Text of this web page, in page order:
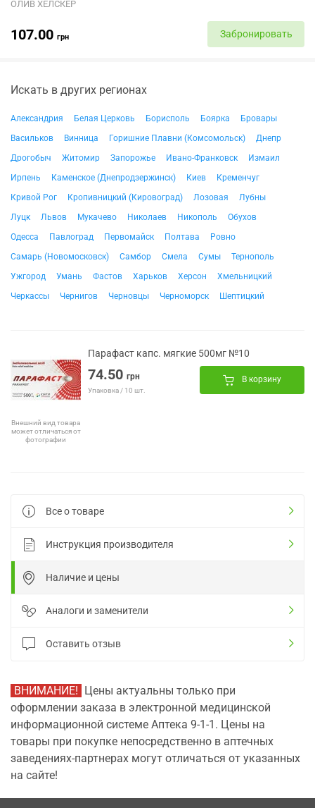
ОЛИВ ХЕЛСКЕР
107.00 грн Забронировать
Искать в других регионах
Александрия Белая Церковь Борисполь Боярка
Бровары
Васильков
Винница Горишние Плавни (Комсомольск)
Днепр
Дрогобыч
Житомир Запорожье Ивано-Франковск
Измаил
Ирпень
Каменское (Днепродзержинск) Киев
Кременчуг
Кривой Рог
Кропивницкий (Кировоград) Лозовая
Лубны
Луцк
Львов Мукачево Николаев Никополь
Обухов
Одесса
Павлоград Первомайск Полтава
Ровно
Самарь (Новомосковск)
Самбор Смела Сумы
Тернополь
Ужгород
Умань Фастов Харьков Херсон
Хмельницкий
Черкассы
Чернигов Черновцы Черноморск Шептицкий
Внешний вид товара
может отличаться от
фотографии
Парафаст капс. мягкие 500мг №10
74.50 грн
Упаковка / 10 шт.
В корзину
Все о товаре
Инструкция производителя
Наличие и цены
Аналоги и заменители
Оставить отзыв
ВНИМАНИЕ! Цены актуальны только при
оформлении заказа в электронной медицинской
информационной системе Аптека 9-1-1. Цены на
товары при покупке непосредственно в аптечных
заведениях-партнерах могут отличаться от указанных
на сайте!